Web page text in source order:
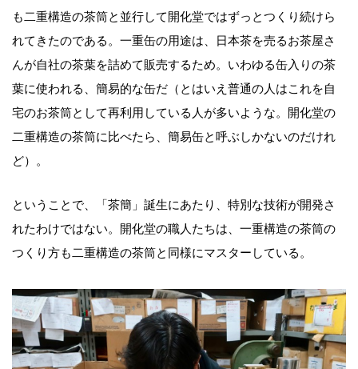
も二重構造の茶筒と並行して開化堂ではずっとつくり続けら
れてきたのである。一重缶の用途は、日本茶を売るお茶屋さ
んが自社の茶葉を詰めて販売するため。いわゆる缶入りの茶
葉に使われる、簡易的な缶だ（とはいえ普通の人はこれを自
宅のお茶筒として再利用している人が多いような。開化堂の
二重構造の茶筒に比べたら、簡易缶と呼ぶしかないのだけれ
ど）。
ということで、「茶簡」誕生にあたり、特別な技術が開発さ
れたわけではない。開化堂の職人たちは、一重構造の茶筒の
つくり方も二重構造の茶筒と同様にマスターしている。